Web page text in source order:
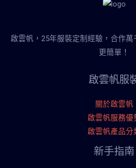
啟雲帆，25年服裝定制經驗，合作
更簡單！
啟雲帆服
關於啟雲帆
啟雲帆服務優
啟雲帆產品分
新手指南